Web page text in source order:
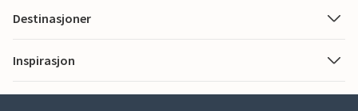
Destinasjoner
Inspirasjon